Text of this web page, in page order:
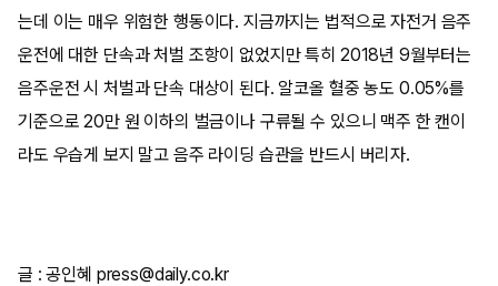
는데 이는 매우 위험한 행동이다. 지금까지는 법적으로 자전거 음주
운전에 대한 단속과 처벌 조항이 없었지만 특히 2018년 9월부터는
음주운전 시 처벌과 단속 대상이 된다. 알코올 혈중 농도 0.05%를
기준으로 20만 원 이하의 벌금이나 구류될 수 있으니 맥주 한 캔이
라도 우습게 보지 말고 음주 라이딩 습관을 반드시 버리자.
글 : 공인혜 press@daily.co.kr